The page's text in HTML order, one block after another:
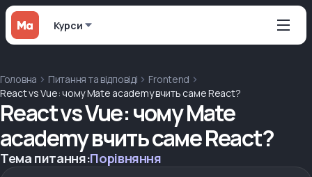
Курси
Головна Питання та відповіді
Frontend
React vs Vue: чому Mate academy вчить саме React?
React vs Vue: чому Mate
academy вчить саме React?
Тема питання:Порівняння